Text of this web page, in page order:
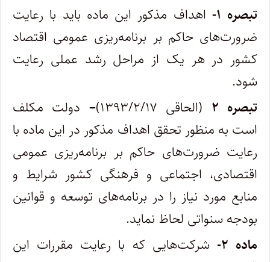
تبصره ۱-
اهداف مذکور این ماده باید با رعایت
ضرورت‌های حاکم بر برنامه‌ریزی عمومی اقتصاد
کشور در هر یک از مراحل رشد عملی رعایت
شود.
تبصره ۲
(الحاقی ۱۳۹۳/۲/۱۷) – دولت مکلف
است به منظور تحقق اهداف مذکور در این ماده با
رعایت ضرورت‌های حاکم بر برنامه‌ریزی عمومی
اقتصادی، اجتماعی و فرهنگی کشور شرایط و
منابع مورد نیاز را در برنامه‌های توسعه و قوانین
بودجه سنواتی لحاظ نماید.
ماده ۲-
شرکت‌هایی که با رعایت مقررات این